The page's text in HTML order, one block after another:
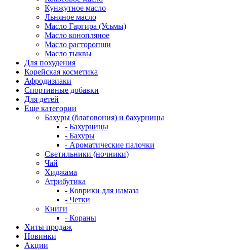
Кунжутное масло
Льняное масло
Масло Гаргира (Усьмы)
Масло конопляное
Масло расторопши
Масло тыквы
Для похудения
Корейская косметика
Афродизиаки
Спортивные добавки
Для детей
Еще категории
Бахуры (благовония) и бахурницы
- Бахурницы
- Бахуры
- Ароматические палочки
Светильники (ночники)
Чай
Хиджама
Атрибутика
- Коврики для намаза
- Четки
Книги
- Кораны
Хиты продаж
Новинки
Акции